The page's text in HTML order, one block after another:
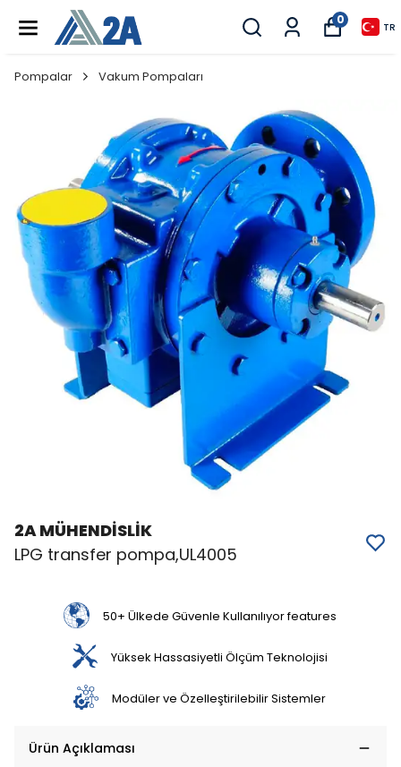
0
TR
Pompalar Vakum Pompaları
2A MÜHENDİSLİK
LPG transfer pompa,UL4005
50+ Ülkede Güvenle Kullanılıyor features
Yüksek Hassasiyetli Ölçüm Teknolojisi
Modüler ve Özelleştirilebilir Sistemler
Ürün Açıklaması